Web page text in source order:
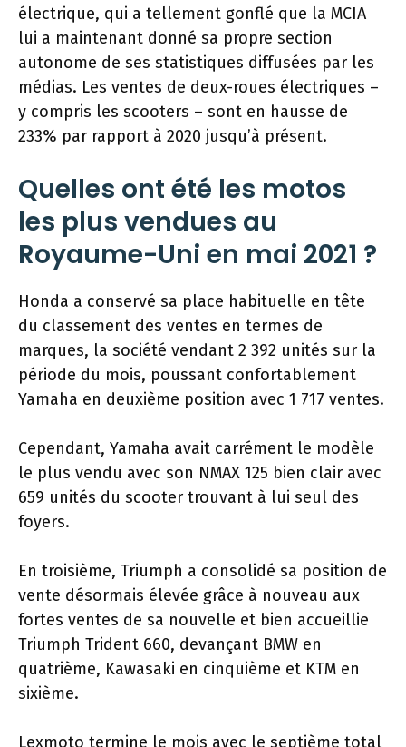
électrique, qui a tellement gonflé que la MCIA
lui a maintenant donné sa propre section
autonome de ses statistiques diffusées par les
médias. Les ventes de deux-roues électriques –
y compris les scooters – sont en hausse de
233% par rapport à 2020 jusqu’à présent.
Quelles ont été les motos
les plus vendues au
Royaume-Uni en mai 2021 ?
Honda a conservé sa place habituelle en tête
du classement des ventes en termes de
marques, la société vendant 2 392 unités sur la
période du mois, poussant confortablement
Yamaha en deuxième position avec 1 717 ventes.
Cependant, Yamaha avait carrément le modèle
le plus vendu avec son NMAX 125 bien clair avec
659 unités du scooter trouvant à lui seul des
foyers.
En troisième, Triumph a consolidé sa position de
vente désormais élevée grâce à nouveau aux
fortes ventes de sa nouvelle et bien accueillie
Triumph Trident 660, devançant BMW en
quatrième, Kawasaki en cinquième et KTM en
sixième.
Lexmoto termine le mois avec le septième total